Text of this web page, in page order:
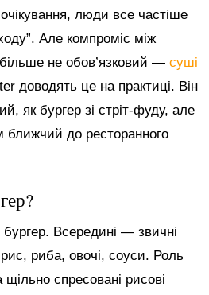
люди все частіше
Але компроміс між
не обов’язковий — суші
доводять це на практиці. Він
як бургер зі стріт-фуду, але
до ресторанного
Всередині — звичні
риба, овочі, соуси. Роль
спресовані рисові